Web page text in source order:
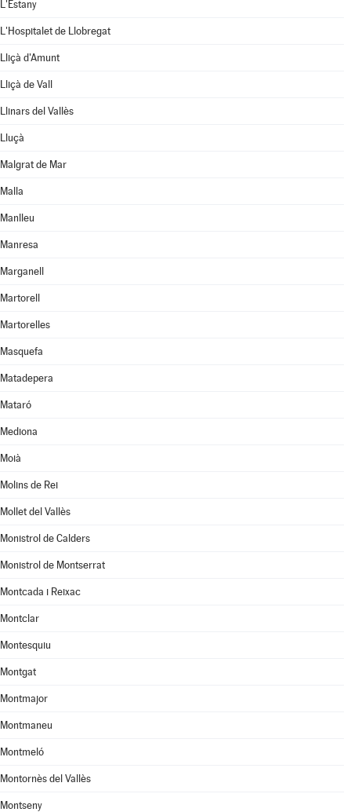
L'Estany
L'Hospitalet de Llobregat
Lliçà d'Amunt
Lliçà de Vall
Llinars del Vallès
Lluçà
Malgrat de Mar
Malla
Manlleu
Manresa
Marganell
Martorell
Martorelles
Masquefa
Matadepera
Mataró
Mediona
Moià
Molins de Rei
Mollet del Vallès
Monistrol de Calders
Monistrol de Montserrat
Montcada i Reixac
Montclar
Montesquiu
Montgat
Montmajor
Montmaneu
Montmeló
Montornès del Vallès
Montseny